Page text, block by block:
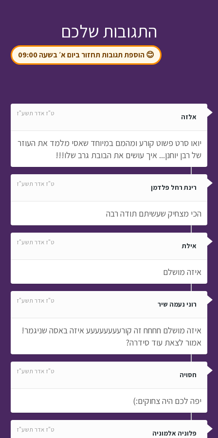
התגובות שלכם
😊 הוספת תגובות תחזור ביום א׳ בשעה 09:00
אלזה ט"ז אדר תשע"ז
יואו סרט פשוט קורע ומהמם במיוחד שאסי מלמד את העוזר
של רבן יוחנן... איך עושים את הבובת גרב שלו!!!
רינת רחל פלדמן ט"ז אדר תשע"ז
הכי מצחיק שעשיתם תודה רבה
אילת ט"ז אדר תשע"ז
איזה מושלם
רוני נעמה שיר ט"ז אדר תשע"ז
איזה מושלם חחחח זה קורעעעעעעעע איזה באסה שניגמר!
אמור לצאת עוד סידרה?
חסויה ט"ז אדר תשע"ז
יפה לכם היה צחוקים:)
פלוניה אלמוניה ט"ז אדר תשע"ז